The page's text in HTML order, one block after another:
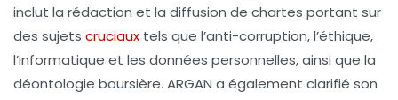
inclut la rédaction et la diffusion de chartes portant sur
des sujets cruciaux tels que l’anti-corruption, l’éthique,
l’informatique et les données personnelles, ainsi que la
déontologie boursière. ARGAN a également clarifié son